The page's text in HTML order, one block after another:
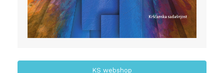
KS webshop